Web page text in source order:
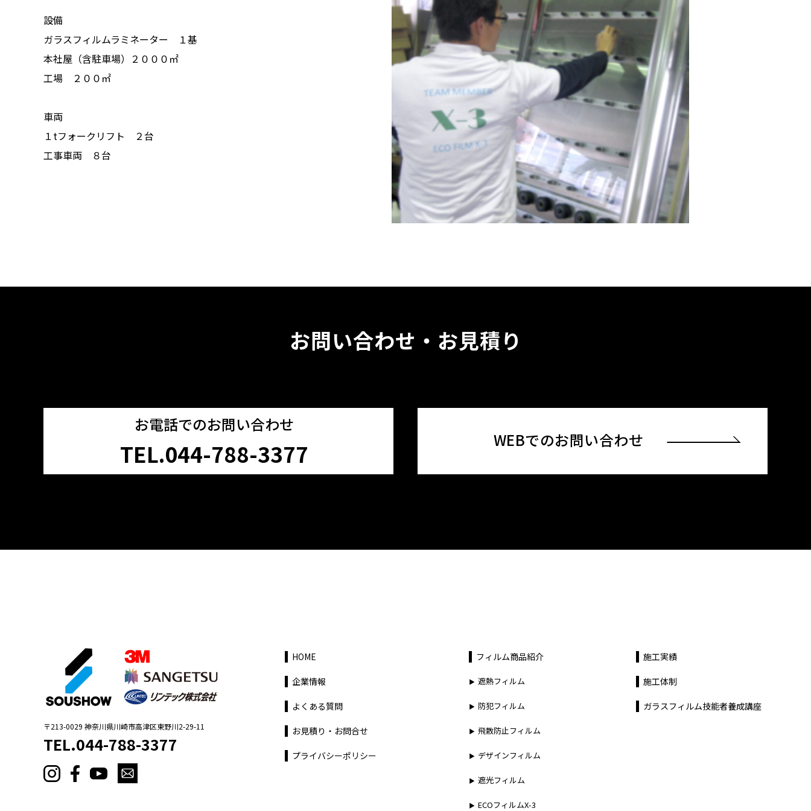
設備
ガラスフィルムラミネーター １基
本社屋（含駐車場）２０００㎡
工場 ２００㎡
車両
１tフォークリフト ２台
工事車両 ８台
お問い合わせ・お見積り
お電話でのお問い合わせ
TEL.044-788-3377 WEBでのお問い合わせ
〒213-0029 神奈川県川崎市高津区東野川2-29-11
TEL.044-788-3377
HOME
企業情報
よくある質問
お見積り・お問合せ
プライバシーポリシー
フィルム商品紹介
遮熱フィルム
防犯フィルム
飛散防止フィルム
デザインフィルム
遮光フィルム
ECOフィルムX-3
施工実績
施工体制
ガラスフィルム技能者養成講座